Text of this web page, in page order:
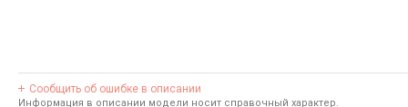
Сообщить об ошибке в описании
Информация в описании модели носит справочный характер.